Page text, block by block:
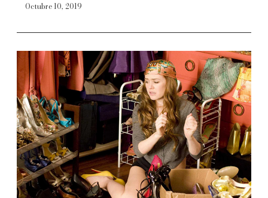
Octubre 10, 2019